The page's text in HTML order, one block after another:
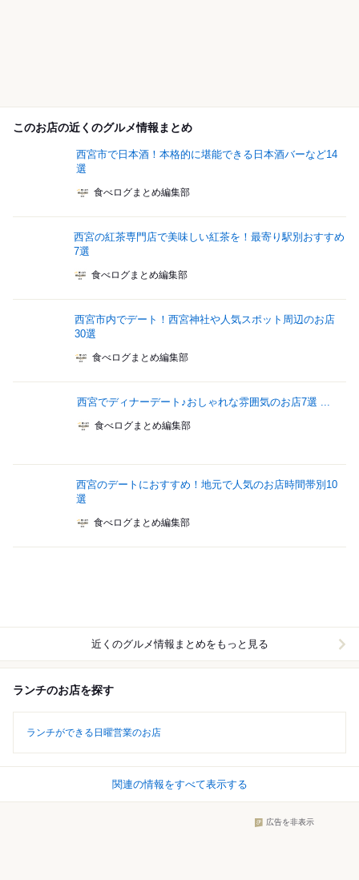
このお店の近くのグルメ情報まとめ
西宮市で日本酒！本格的に堪能できる日本酒バーなど14
選
食べログまとめ編集部
西宮の紅茶専門店で美味しい紅茶を！最寄り駅別おすすめ
7選
食べログまとめ編集部
西宮市内でデート！西宮神社や人気スポット周辺のお店
30選
食べログまとめ編集部
西宮でディナーデート♪おしゃれな雰囲気のお店7選 ...
食べログまとめ編集部
西宮のデートにおすすめ！地元で人気のお店時間帯別10
選
食べログまとめ編集部
近くのグルメ情報まとめをもっと見る
ランチのお店を探す
ランチができる日曜営業のお店
関連の情報をすべて表示する
広告を非表示